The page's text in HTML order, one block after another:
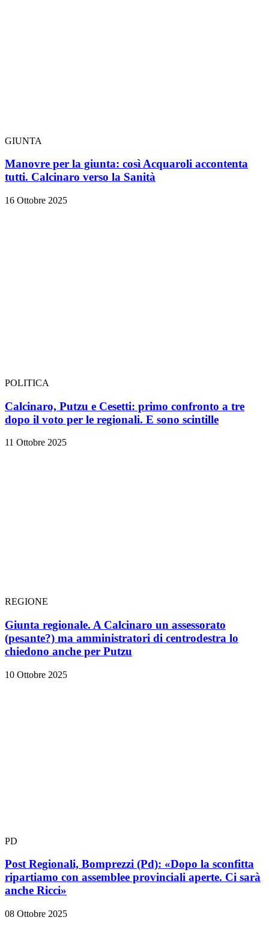
GIUNTA
Manovre per la giunta: così Acquaroli accontenta
tutti. Calcinaro verso la Sanità
16 Ottobre 2025
POLITICA
Calcinaro, Putzu e Cesetti: primo confronto a tre
dopo il voto per le regionali. E sono scintille
11 Ottobre 2025
REGIONE
Giunta regionale. A Calcinaro un assessorato
(pesante?) ma amministratori di centrodestra lo
chiedono anche per Putzu
10 Ottobre 2025
PD
Post Regionali, Bomprezzi (Pd): «Dopo la sconfitta
ripartiamo con assemblee provinciali aperte. Ci sarà
anche Ricci»
08 Ottobre 2025